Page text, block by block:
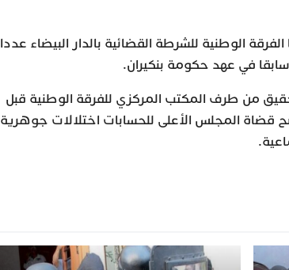
الوطنية للشرطة القضائية بالدار البيضاء عددا
في عهد حكومة بنكيران.
من طرف المكتب المركزي للفرقة الوطنية قبل
المجلس الأعلى للحسابات اختلالات جوهرية